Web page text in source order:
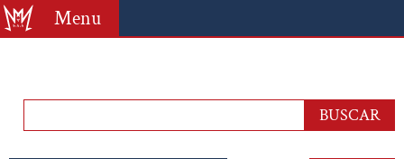
Menu